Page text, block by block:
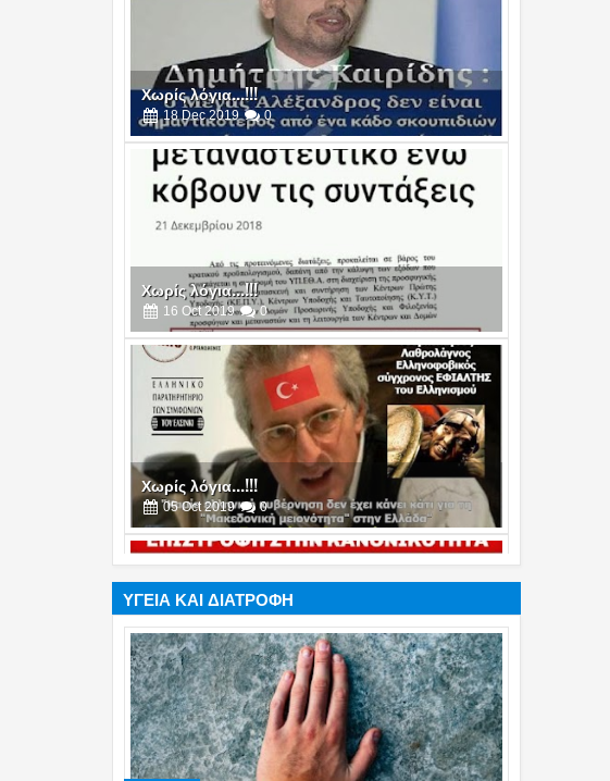
Λευκού Οίκου - Απομακρύνθηκε ο
Τραμπ
26Apr 2026 0
Χωρίς λόγια...!!!
16 Oct 2019 0
Χωρίς λόγια...!!!
05 Oct 2019 0
Χωρίς λόγια...!!!
17 Jul 2019 0
Χωρίς λόγια...!!!
16 Jul 2019 0
ΥΓΕΙΑ ΚΑΙ ΔΙΑΤΡΟΦΗ